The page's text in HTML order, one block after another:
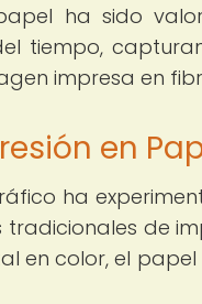
ha sido
tiempo,
impresa en
en
ha
tradicionales de
en color, el